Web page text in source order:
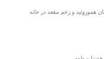
هموروئید و زخم مقعد در خانه